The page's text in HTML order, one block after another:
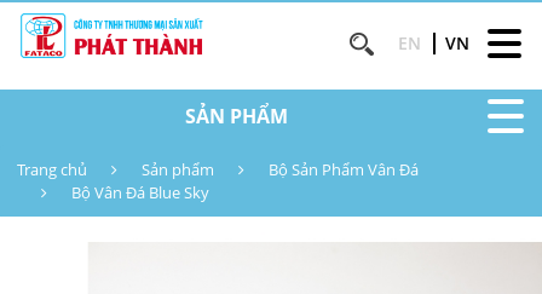
EN VN
SẢN PHẨM
Trang chủ Sản phẩm
Bộ Sản Phẩm Vân Đá
Bộ Vân Đá Blue Sky